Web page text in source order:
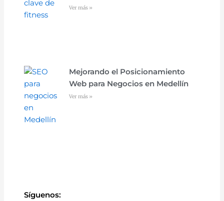
Ver más »
Mejorando el Posicionamiento
Web para Negocios en Medellín
Ver más »
Síguenos: